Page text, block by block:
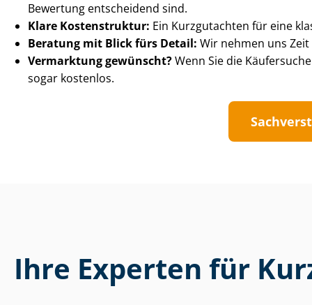
Bewertung entscheidend sind.
Klare Kostenstruktur: Ein Kurzgutachten für eine
Beratung mit Blick fürs Detail: Wir nehmen uns
Vermarktung gewünscht?Wenn Sie die
sogar kostenlos.
Ihre Experten für